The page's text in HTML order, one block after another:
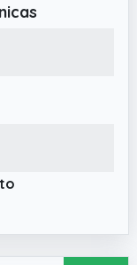
para
refuerzo.
de
de